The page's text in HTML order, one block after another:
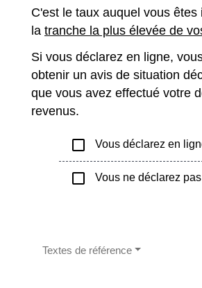
C'est le taux auquel vous êtes
la tranche la plus élevée de
Si vous déclarez en ligne,
obtenir un avis de situation
que vous avez effectué votre
revenus.
check_box_outline_blank Vous déclarez en
check_box_outline_blank Vous ne déclarez
Textes de référence